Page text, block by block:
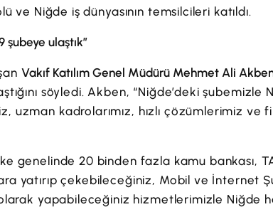
ve Niğde iş dünyasının temsilcileri katıldı.
şubeye ulaştık”
Vakıf Katılım Genel Müdürü Mehmet Ali
söyledi. Akben, “Niğde’deki şubemizle
uzman kadrolarımız, hızlı çözümlerimiz
genelinde 20 binden fazla kamu bankası,
yatırıp çekebileceğiniz, Mobil ve İnternet
yapabileceğiniz hizmetlerimizle Niğde